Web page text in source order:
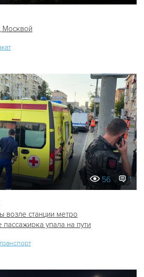
Москвой
56 1
возле станции метро
упала на пути